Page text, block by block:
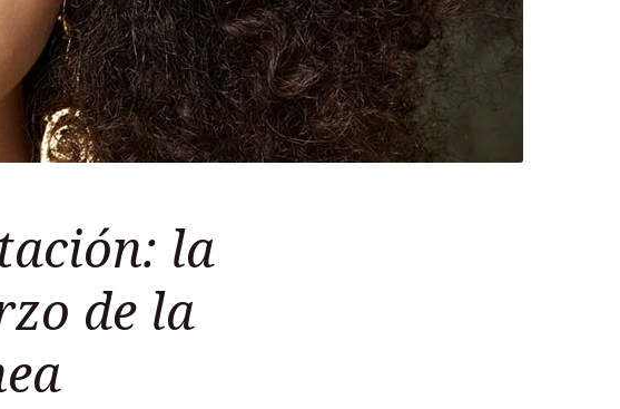
la
de la